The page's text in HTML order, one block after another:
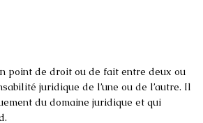
point de droit ou de fait entre deux ou
juridique de l’une ou de l’autre. Il
du domaine juridique et qui